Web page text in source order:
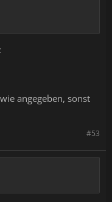
angegeben, sonst
#53